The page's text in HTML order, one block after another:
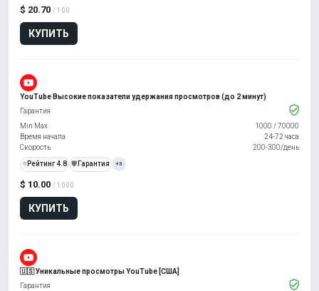
$ 20.70 / 100
КУПИТЬ
YouTube Высокие показатели удержания просмотров (до 2 минут)
$ 10.00 / 1000
КУПИТЬ
Гарантия
Min Max
1000 /70000
Время начала
24-72 часа
Скорость
200-300/день
⭐ Рейтинг 4.8 ️🛡️ Гарантия +3
🇺🇸 Уникальные просмотры YouTube [США]
Гарантия